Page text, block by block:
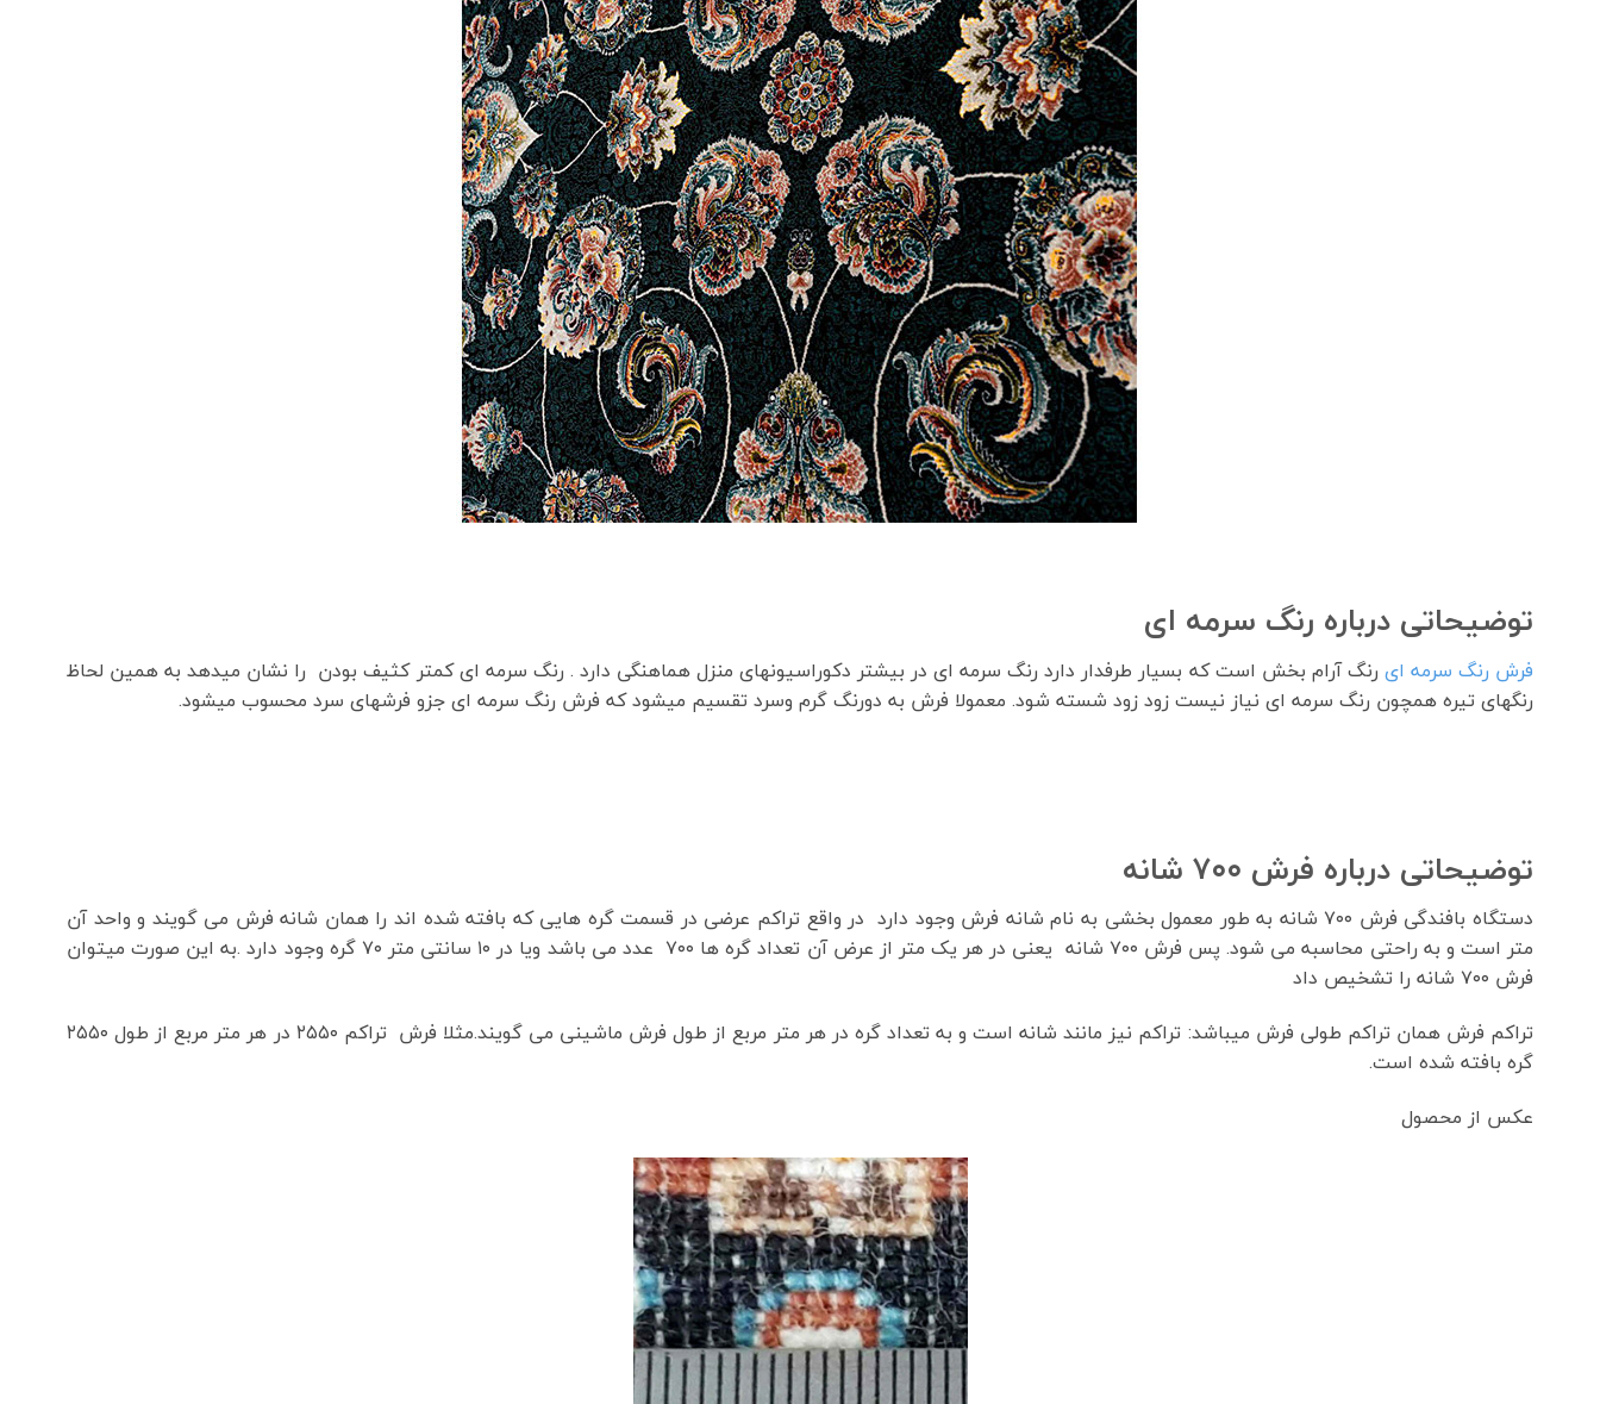
توضیحاتی درباره رنگ سرمه ای
فرش رنگ سرمه ای رنگ آرام بخش است که بسیار طرفدار دارد رنگ سرمه ای در بیشتر دکوراسیونهای منزل هماهنگی دارد . رنگ سرمه ای کمتر کثیف بودن را نشان میدهد به همین لحاظ
رنگهای تیره همچون رنگ سرمه ای نیاز نیست زود زود شسته شود. معمولا فرش به دورنگ گرم وسرد تقسیم میشود که فرش رنگ سرمه ای جزو فرشهای سرد محسوب میشود.
توضیحاتی درباره فرش ۷۰۰ شانه
دستگاه بافندگی فرش ۷۰۰ شانه به طور معمول بخشی به نام شانه فرش وجود دارد در واقع تراکم عرضی در قسمت گره هایی که بافته شده اند را همان شانه فرش می گویند و واحد آن
متر است و به راحتی محاسبه می شود. پس فرش ۷۰۰ شانه یعنی در هر یک متر از عرض آن تعداد گره ها ۷۰۰ عدد می باشد ویا در ۱۰ سانتی متر ۷۰ گره وجود دارد .به این صورت میتوان
فرش ۷۰۰ شانه را تشخیص داد
تراکم فرش همان تراکم طولی فرش میباشد: تراکم نیز مانند شانه است و به تعداد گره در هر متر مربع از طول فرش ماشینی می گویند.مثلا فرش تراکم ۲۵۵۰ در هر متر مربع از طول ۲۵۵۰
گره بافته شده است.
عکس از محصول